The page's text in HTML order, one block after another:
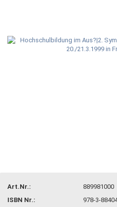
Art.Nr.:
889981000
ISBN Nr.:
978-3-